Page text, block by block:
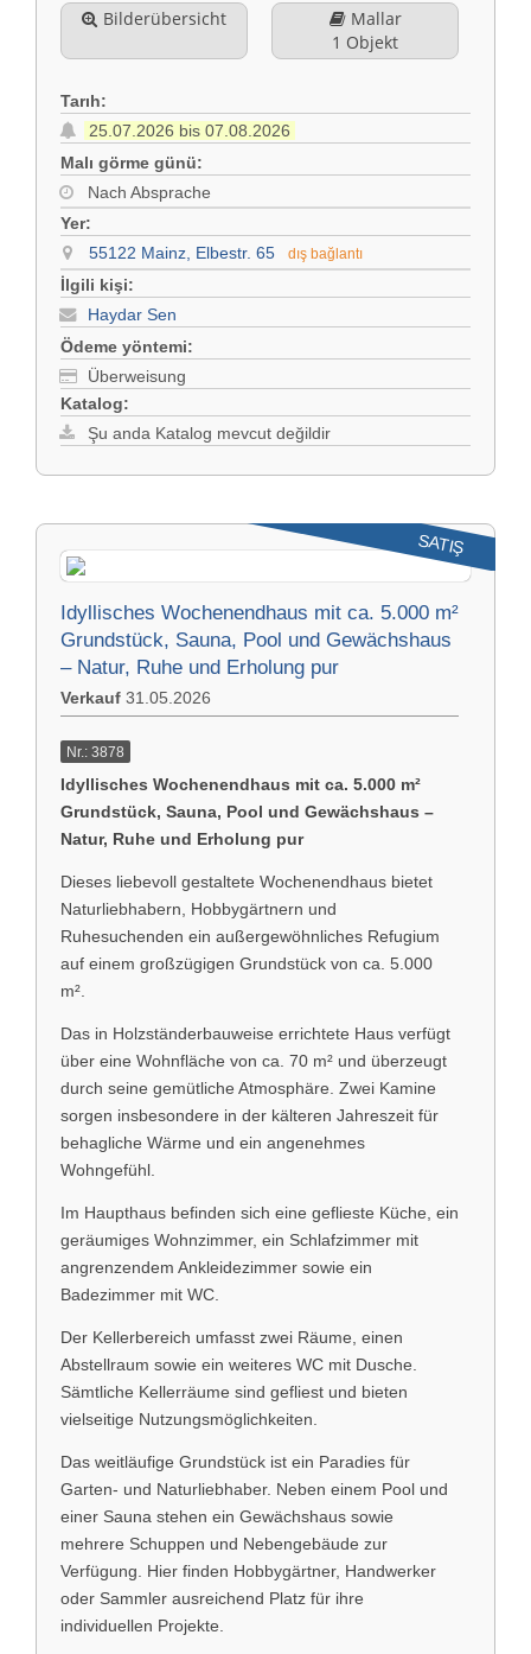
Bilderübersicht
Mallar
1 Objekt
Tarıh:
25.07.2026 bis 07.08.2026
Malı görme günü:
Nach Absprache
Yer:
55122 Mainz, Elbestr. 65
dış bağlantı
İlgili kişi:
Haydar Sen
Ödeme yöntemi:
Überweisung
Katalog:
Şu anda Katalog mevcut değildir
SATIŞ
Idyllisches Wochenendhaus mit ca. 5.000 m²
Grundstück, Sauna, Pool und Gewächshaus
– Natur, Ruhe und Erholung pur
Verkauf 31.05.2026
Nr.: 3878
Idyllisches Wochenendhaus mit ca. 5.000 m²
Grundstück, Sauna, Pool und Gewächshaus –
Natur, Ruhe und Erholung pur
Dieses liebevoll gestaltete Wochenendhaus bietet
Naturliebhabern, Hobbygärtnern und
Ruhesuchenden ein außergewöhnliches Refugium
auf einem großzügigen Grundstück von ca. 5.000
m².
Das in Holzständerbauweise errichtete Haus verfügt
über eine Wohnfläche von ca. 70 m² und überzeugt
durch seine gemütliche Atmosphäre. Zwei Kamine
sorgen insbesondere in der kälteren Jahreszeit für
behagliche Wärme und ein angenehmes
Wohngefühl.
Im Haupthaus befinden sich eine geflieste Küche, ein
geräumiges Wohnzimmer, ein Schlafzimmer mit
angrenzendem Ankleidezimmer sowie ein
Badezimmer mit WC.
Der Kellerbereich umfasst zwei Räume, einen
Abstellraum sowie ein weiteres WC mit Dusche.
Sämtliche Kellerräume sind gefliest und bieten
vielseitige Nutzungsmöglichkeiten.
Das weitläufige Grundstück ist ein Paradies für
Garten- und Naturliebhaber. Neben einem Pool und
einer Sauna stehen ein Gewächshaus sowie
mehrere Schuppen und Nebengebäude zur
Verfügung. Hier finden Hobbygärtner, Handwerker
oder Sammler ausreichend Platz für ihre
individuellen Projekte.